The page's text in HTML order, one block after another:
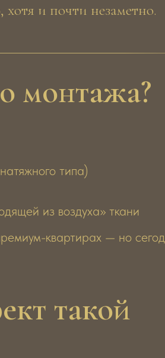
и почти незаметно.
монтажа?
типа)
из воздуха» ткани
квартирах — но
такой